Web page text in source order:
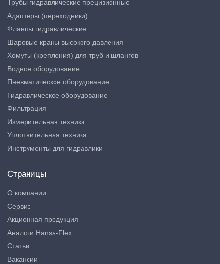
Трубы гидравлические прецизионные
Адаптеры (переходники)
Фланцы гидравлические
Шаровые краны высокого давления
Хомуты (крепления) для труб и шлангов
Водное оборудование
Пневматическое оборудование
Гидравлическое оборудование
Фильтрация
Измерительная техника
Уплотнительная техника
Инструменты для гидравлики
Страницы
О компании
Сервис
Акционная продукция
Аналоги Hansa-Flex
Статьи
Вакансии